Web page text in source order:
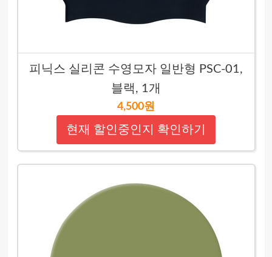
피닉스 실리콘 수영모자 일반형 PSC-01,
블랙, 1개
4,500원
현재 할인중인지 확인하기